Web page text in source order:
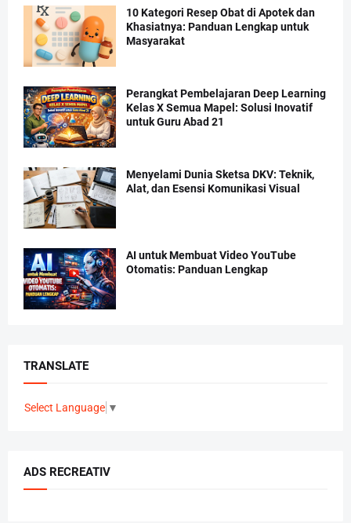
10 Kategori Resep Obat di Apotek dan
Khasiatnya: Panduan Lengkap untuk
Masyarakat
Perangkat Pembelajaran Deep Learning
Kelas X Semua Mapel: Solusi Inovatif
untuk Guru Abad 21
Menyelami Dunia Sketsa DKV: Teknik,
Alat, dan Esensi Komunikasi Visual
AI untuk Membuat Video YouTube
Otomatis: Panduan Lengkap
TRANSLATE
Select Language ▼
ADS RECREATIV